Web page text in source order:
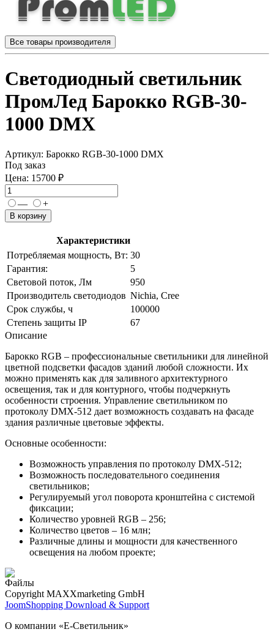
Все товары производителя
Светодиодный светильник
ПромЛед Барокко RGB-30-
1000 DMX
Артикул: Барокко RGB-30-1000 DMX
Под заказ
Цена: 15700 ₽
— +
В корзину
Характеристики
Потребляемая мощность, Вт: 30
Гарантия:
5
Световой поток, Лм
950
Производитель светодиодов Nichia, Cree
Срок службы, ч
100000
Степень защиты IP
67
Описание
Барокко RGB – профессиональные светильники для линейной
цветной подсветки фасадов зданий любой сложности. Их
можно применять как для заливного архитектурного
освещения, так и для контурного, чтобы подчеркнуть
особенности строения. Управление светильником по
протоколу DMX-512 дает возможность создавать на фасаде
здания различные цветовые эффекты.
Основные особенности:
Возможность управления по протоколу DMX-512;
Возможность последовательного соединения
светильников;
Регулируемый угол поворота кронштейна с системой
фиксации;
Количество уровней RGB – 256;
Количество цветов – 16 млн;
Различные длины и мощности для качественного
освещения на любом проекте;
Файлы
Copyright MAXXmarketing GmbH
JoomShopping Download & Support
О компании «Е-Светильник»